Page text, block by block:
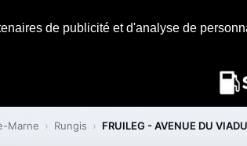
de publicité et d'analyse de
Marne › Rungis › FRUILEG - AVENUE DU